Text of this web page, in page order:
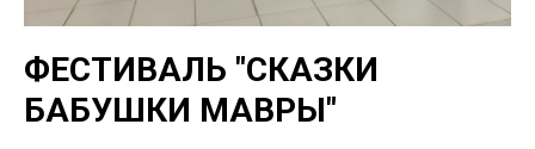
ФЕСТИВАЛЬ "СКАЗКИ
БАБУШКИ МАВРЫ"